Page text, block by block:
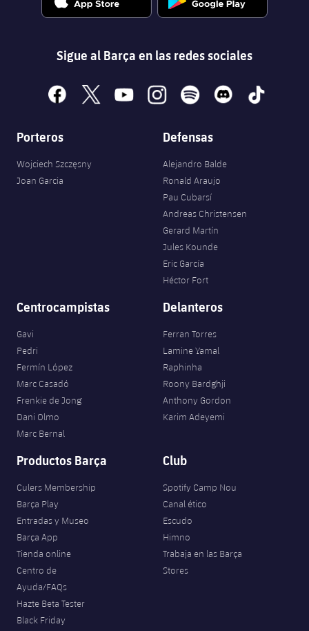
Sigue al Barça en las redes sociales
facebook
x youtubeinstagramspotify discord tiktok
Porteros
Wojciech Szczęsny
Joan Garcia
Defensas
Alejandro Balde
Ronald Araujo
Pau Cubarsí
Andreas Christensen
Gerard Martín
Jules Kounde
Eric García
Héctor Fort
Centrocampistas
Gavi
Pedri
Fermín López
Marc Casadó
Frenkie de Jong
Dani Olmo
Marc Bernal
Delanteros
Ferran Torres
Lamine Yamal
Raphinha
Roony Bardghji
Anthony Gordon
Karim Adeyemi
Productos Barça
Culers Membership
Barça Play
Entradas y Museo
Barça App
Tienda online
Centro de
Ayuda/FAQs
Hazte Beta Tester
Black Friday
Club
Spotify Camp Nou
Canal ético
Escudo
Himno
Trabaja en las Barça
Stores